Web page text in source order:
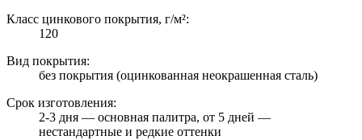
Класс цинкового покрытия, г/м²:
120
Вид покрытия:
без покрытия (оцинкованная неокрашенная сталь)
Срок изготовления:
2-3 дня — основная палитра, от 5 дней —
нестандартные и редкие оттенки